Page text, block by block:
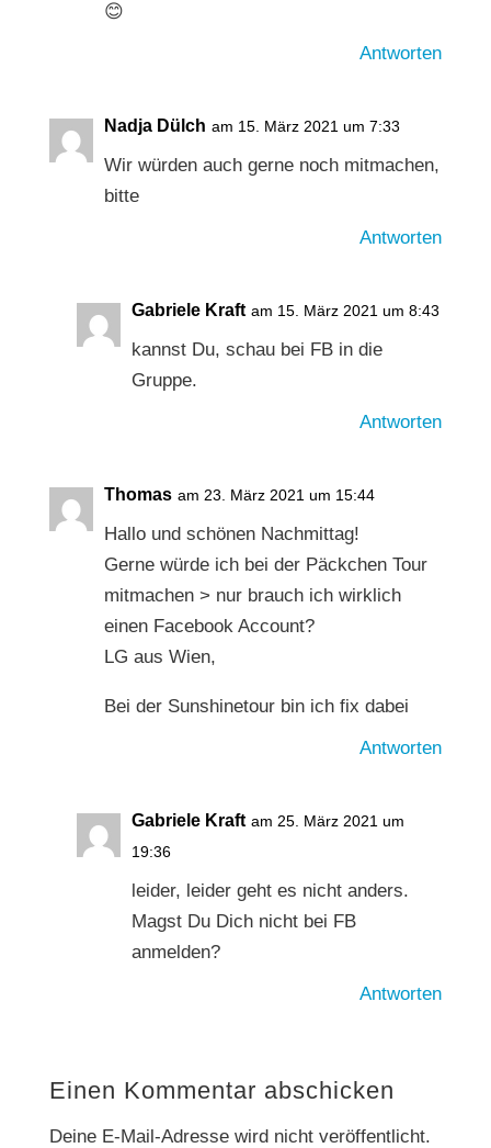
😊
Antworten
Nadja Dülch am 15. März 2021 um 7:33
Wir würden auch gerne noch mitmachen,
bitte
Antworten
Gabriele Kraft am 15. März 2021 um 8:43
kannst Du, schau bei FB in die
Gruppe.
Antworten
Thomas am 23. März 2021 um 15:44
Hallo und schönen Nachmittag!
Gerne würde ich bei der Päckchen Tour
mitmachen > nur brauch ich wirklich
einen Facebook Account?
LG aus Wien,
Bei der Sunshinetour bin ich fix dabei
Antworten
Gabriele Kraft am 25. März 2021 um
19:36
leider, leider geht es nicht anders.
Magst Du Dich nicht bei FB
anmelden?
Antworten
Einen Kommentar abschicken
Deine E-Mail-Adresse wird nicht veröffentlicht.